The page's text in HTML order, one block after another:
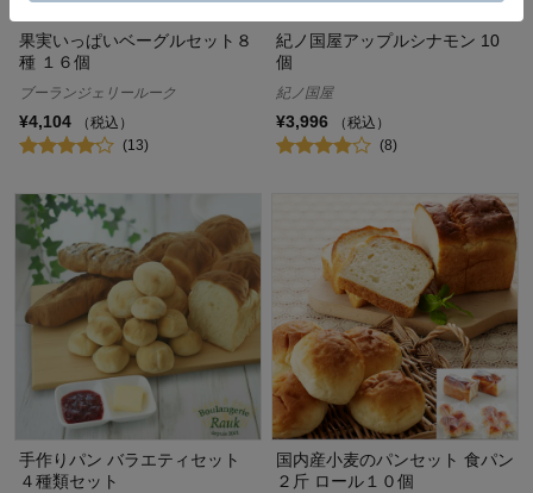
果実いっぱいベーグルセット８
種 １６個
ブーランジェリールーク
¥4,104
（税込）
(13)
紀ノ国屋アップルシナモン 10
個
紀ノ国屋
¥3,996
（税込）
(8)
手作りパン バラエティセット
４種類セット
国内産小麦のパンセット 食パン
２斤 ロール１０個